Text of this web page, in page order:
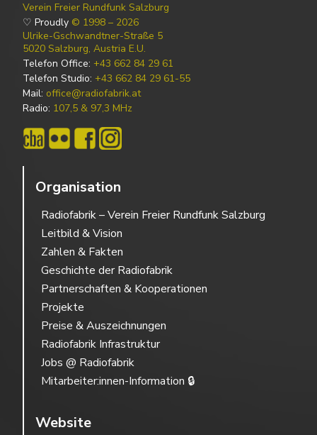
Verein Freier Rundfunk Salzburg
♡ Proudly © 1998 – 2026
Ulrike-Gschwandtner-Straße 5
5020 Salzburg, Austria E.U.
Telefon Office: +43 662 84 29 61
Telefon Studio: +43 662 84 29 61-55
Mail: office@radiofabrik.at
Radio: 107,5 & 97,3 MHz
Organisation
Radiofabrik – Verein Freier Rundfunk Salzburg
Leitbild & Vision
Zahlen & Fakten
Geschichte der Radiofabrik
Partnerschaften & Kooperationen
Projekte
Preise & Auszeichnungen
Radiofabrik Infrastruktur
Jobs @ Radiofabrik
Mitarbeiter:innen-Information 🔒
Website